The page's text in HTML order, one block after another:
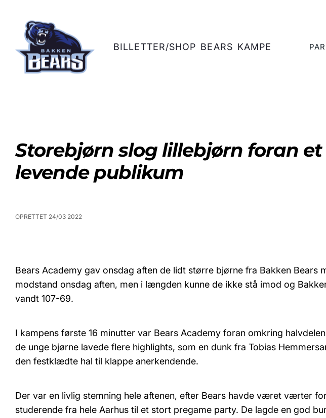
BILLETTER/SHOP BEARS KAMPE
Storebjørn slog lillebjørn foran et
levende publikum
OPRETTET 24/03 2022
Bears Academy gav onsdag aften de lidt større bjørne fra Bakken Bears
modstand onsdag aften, men i længden kunne de ikke stå imod og
vandt 107-69.
I kampens første 16 minutter var Bears Academy foran omkring
de unge bjørne lavede flere highlights, som en dunk fra Tobias
den festklædte hal til klappe anerkendende.
Der var en livlig stemning hele aftenen, efter Bears havde været værter
studerende fra hele Aarhus til et stort pregame party. De lagde en god